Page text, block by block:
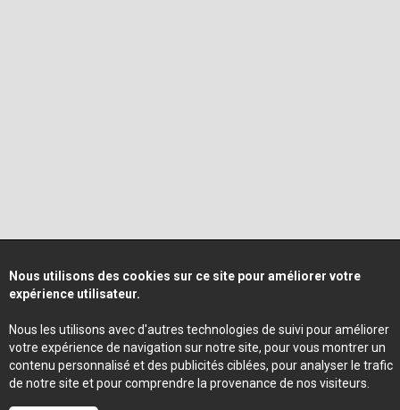
Nous utilisons des cookies sur ce site pour améliorer votre
expérience utilisateur.
Nous les utilisons avec d'autres technologies de suivi pour améliorer
votre expérience de navigation sur notre site, pour vous montrer un
contenu personnalisé et des publicités ciblées, pour analyser le trafic
de notre site et pour comprendre la provenance de nos visiteurs.